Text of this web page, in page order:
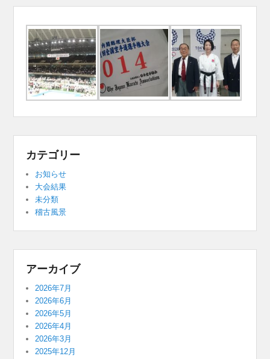
カテゴリー
お知らせ
大会結果
未分類
稽古風景
アーカイブ
2026年7月
2026年6月
2026年5月
2026年4月
2026年3月
2025年12月